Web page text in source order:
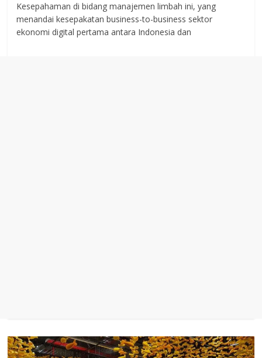
Kesepahaman di bidang manajemen limbah ini, yang
menandai kesepakatan business-to-business sektor
ekonomi digital pertama antara Indonesia dan